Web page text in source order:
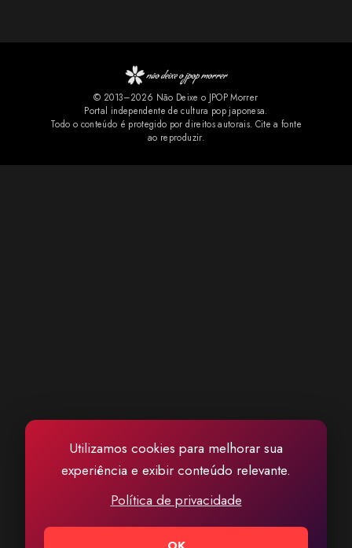
Utilizamos cookies para melhorar sua
experiência e exibir conteúdo relevante.
Política de privacidade
do projeto solo de Tomoko Kawase. A novidade rapidamente
repercutiu entre os fãs. Nos comentários do YouTube, muitos
comemoraram a chegada da faixa aos serviços de streaming e
pediram que outras músicas relacionadas ao projeto também sejam
disponibilizadas oficialmente. Também não f...
© 2013–2026 Não Deixe o JPOP Morrer
Portal independente de cultura pop japonesa.
Todo o conteúdo é protegido por direitos autorais. Cite a fonte
ao reproduzir.